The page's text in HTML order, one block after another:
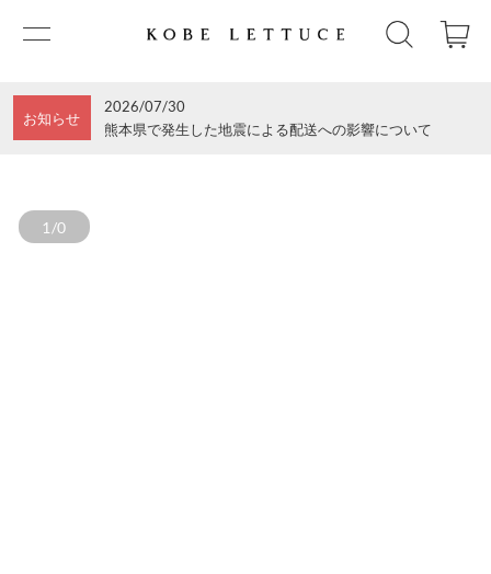
お知らせ
2026/07/30
熊本県で発生した地震による配送への影響について
1/0